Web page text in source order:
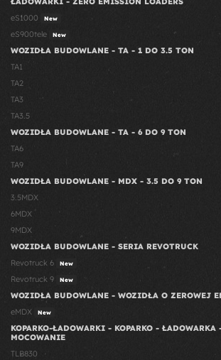
eS1000
New
eS900tele New
WOZIDŁA BUDOWLANE - TA - 1 DO 3.5 TON
TA1
TA2
TA3
TA3.5
WOZIDŁA BUDOWLANE - TA - 6 DO 9 TON
TA6
TA9
WOZIDŁA BUDOWLANE - MDX - 3.5 DO 9 TON
3.5MDX
6MDX
9MDX
WOZIDŁA BUDOWLANE - SERIA REVOTRUCK
Revotruck 6
New
Revotruck 9 New
WOZIDŁA BUDOWLANE - WOZIDŁA O ZEROWEJ
eMDX
New
KOPARKO-ŁADOWARKI - KOPARKO - ŁADOWARKA
MOCOWANIE
TLB830